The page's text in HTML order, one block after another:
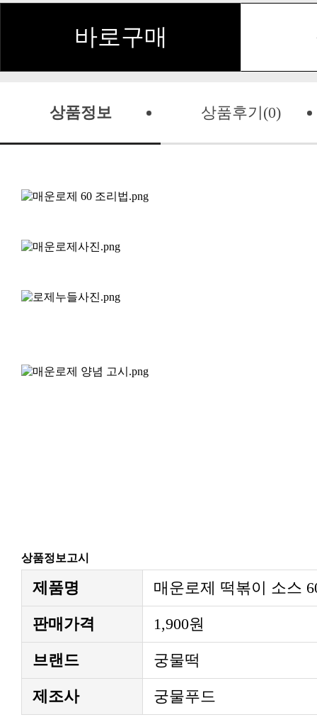
바로구매
상품정보 상품후기(0)
상품정보고시
제품명 매운로제 떡볶이 소스
판매가격 1,900원
브랜드 궁물떡
제조사 궁물푸드